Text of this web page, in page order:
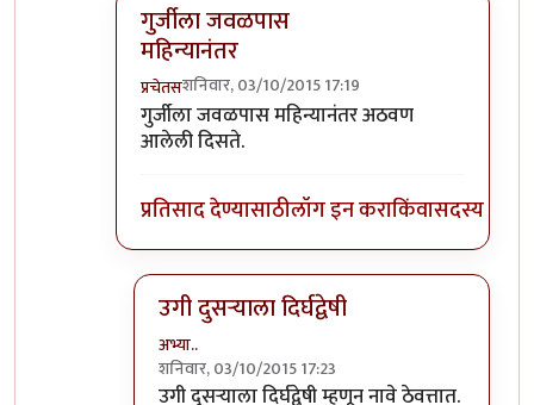
गुर्जीला जवळपास
महिन्यानंतर
प्रचेतसशनिवार, 03/10/2015 17:19
In reply toहलकट चिमण....................by
गुर्जीला जवळपास महिन्यानंतर अठवण
आलेली दिसते.
प्रतिसाद देण्यासाठीलॉग इन कराकिंवासदस्य व्हा
उगी दुसर्‍याला दिर्घद्वेषी
अभ्या..
शनिवार, 03/10/2015 17:23
In reply toगुर्जीला जवळपास महिन्यानंतर
उगी दुसर्‍याला दिर्घद्वेषी म्हणून नावे ठेवत्तात.